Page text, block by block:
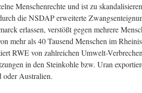
Menschenrechte und ist zu
die NSDAP erweiterte
erlassen, verstößt gegen mehrere
mehr als 40 Tausend Menschen im
RWE von zahlreichen Umwelt-
in den Steinkohle bzw. Uran
oder Australien.